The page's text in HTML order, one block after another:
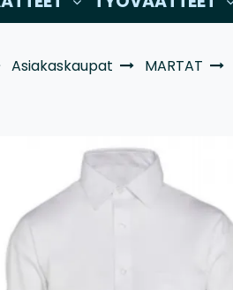
Asiakaskaupat MARTAT